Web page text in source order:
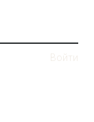
Войти